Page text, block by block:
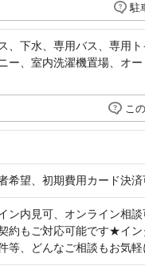
駐
、下水、専用バス、専用
ー、室内洗濯機置場、オ
こ
希望、初期費用カード決
ン内見可、オンライン相
約もご対応可能です★イ
等、どんなご相談もお気